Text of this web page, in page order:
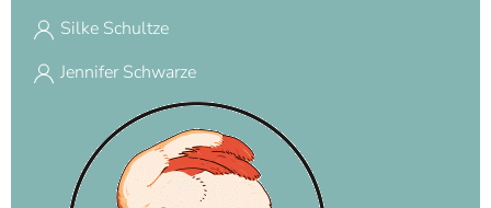
Silke Schultze
Jennifer Schwarze